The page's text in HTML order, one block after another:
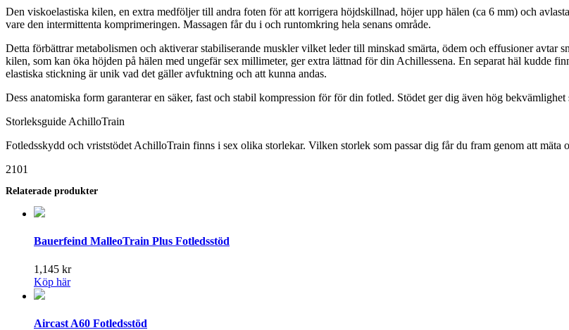
Den viskoelastiska kilen, en extra medföljer till andra foten för att korrigera höjdskillnad, höjer upp hälen (ca 6 mm) och
vare den intermittenta komprimeringen. Massagen får du i och runtomkring hela senans område.
Detta förbättrar metabolismen och aktiverar stabiliserande muskler vilket leder till minskad smärta, ödem och effusioner avtar
kilen, som kan öka höjden på hälen med ungefär sex millimeter, ger extra lättnad för din Achillessena. En separat häl kudde
elastiska stickning är unik vad det gäller avfuktning och att kunna andas.
Dess anatomiska form garanterar en säker, fast och stabil kompression för för din fotled. Stödet ger dig även hög
Storleksguide AchilloTrain
Fotledsskydd och vriststödet AchilloTrain finns i sex olika storlekar. Vilken storlek som passar dig får du fram genom att mäta
2101
Relaterade produkter
Bauerfeind MalleoTrain Plus Fotledsstöd
1,145 kr
Köp här
Aircast A60 Fotledsstöd